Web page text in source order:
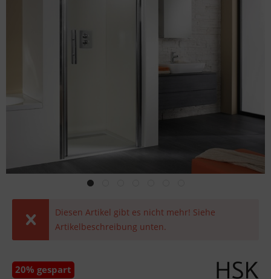
Diesen Artikel gibt es nicht mehr! Siehe
Artikelbeschreibung unten.
20% gespart